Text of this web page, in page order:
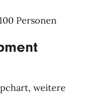
Personen
weitere